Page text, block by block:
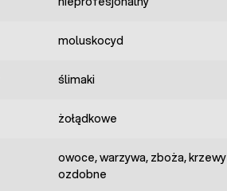
moluskocyd
ślimaki
żołądkowe
owoce, warzywa, zboża, krzewy
ozdobne